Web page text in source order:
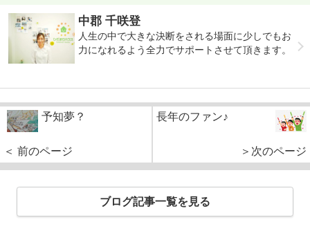
中郡 千咲登
人生の中で大きな決断をされる場面に少しでもお
力になれるよう全力でサポートさせて頂きます。
予知夢？
＜ 前のページ
長年のファン♪
＞次のページ
ブログ記事一覧を見る